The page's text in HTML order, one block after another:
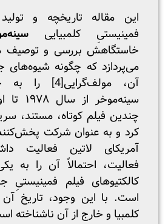
این مقاله تاریخچه و
فمینیستیِ کلمبیایی
خاستگاهش بررسی و توصیف
می‌پردازد که چگونه
آن، مولف‌گرایی[4]
را به
چندین فیلم کوتاه، مستند،
کرد و به عنوان شرکت
آمریکای لاتین فعالیت
فعالیت، احتمالاً آن را به
‌کالکتیوهای فیلم فمینیستیِ
است. با این وجود، تاریخ
کلمبیا و خارج از آن ناشناخته